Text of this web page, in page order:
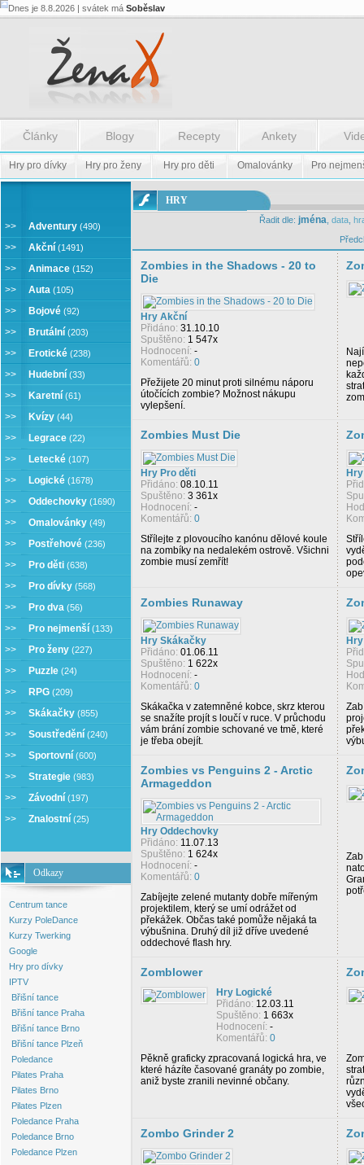
Dnes je 8.8.2026 | svátek má Soběslav
Články Blogy Recepty Ankety
Hry pro dívky Hry pro ženy Hry pro děti Omalovánky Pro
>> Adventury (490)
>> Akční (1491)
>> Animace (152)
>> Auta (105)
>> Bojové (92)
>> Brutální (203)
>> Erotické (238)
>> Hudební (33)
>> Karetní (61)
>> Kvízy (44)
>> Legrace (22)
>> Letecké (107)
>> Logické (1678)
>> Oddechovky (1690)
>> Omalovánky (49)
>> Postřehové (236)
>> Pro děti (638)
>> Pro dívky (568)
>> Pro dva (56)
>> Pro nejmenší (133)
>> Pro ženy (227)
>> Puzzle (24)
>> RPG (209)
>> Skákačky (855)
>> Soustředění (240)
>> Sportovní (600)
>> Strategie (983)
>> Závodní (197)
>> Znalostní (25)
Odkazy
Centrum tance
Kurzy PoleDance
Kurzy Twerking
Google
Hry pro dívky
IPTV
Břišní tance
Břišní tance Praha
Břišní tance Brno
Břišní tance Plzeň
Poledance
Pilates Praha
Pilates Brno
Pilates Plzen
Poledance Praha
Poledance Brno
Poledance Plzen
HRY
Řadit dle: jména data
Zombies in the Shadows - 20 to
Die
Hry Akční
Přidáno: 31.10.10
Spuštěno: 1 547x
Hodnocení: -
Komentářů: 0
Přežijete 20 minut proti silnému náporu
útočících zombie? Možnost nákupu
vylepšení.
Zombies Must Die
Hry Pro děti
Přidáno: 08.10.11
Spuštěno: 3 361x
Hodnocení: -
Komentářů: 0
Střílejte z plovoucího kanónu dělové koule
na zombíky na nedalekém ostrově. Všichni
zombie musí zemřít!
Zombies Runaway
Hry Skákačky
Přidáno: 01.06.11
Spuštěno: 1 622x
Hodnocení: -
Komentářů: 0
Skákačka v zatemněné kobce, skrz kterou
se snažíte projít s loučí v ruce. V průchodu
vám brání zombie schované ve tmě, které
je třeba obejít.
Zombies vs Penguins 2 - Arctic
Armageddon
Hry Oddechovky
Přidáno: 11.07.13
Spuštěno: 1 624x
Hodnocení: -
Komentářů: 0
Zabíjejte zelené mutanty dobře mířeným
projektilem, který se umí odrážet od
překážek. Občas také pomůže nějaká ta
výbušnina. Druhý díl již dříve uvedené
oddechové flash hry.
Zomblower
Hry Logické
Přidáno: 12.03.11
Spuštěno: 1 663x
Hodnocení: -
Komentářů: 0
Pěkně graficky zpracovaná logická hra, ve
které házíte časované granáty po zombie,
aniž byste zranili nevinné občany.
Zombo Grinder 2